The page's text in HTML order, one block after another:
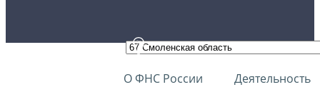
О ФНС России Деятельность